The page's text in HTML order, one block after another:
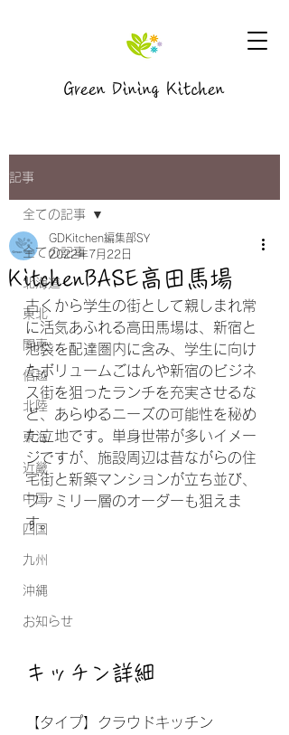
Green Dining Kitchen
記事
全ての記事
北海道
東北
関東
信越
北陸
東海
近畿
中国
四国
九州
沖縄
お知らせ
全ての記事
KitchenBASE高田馬場
GDKitchen編集部SY
2022年7月22日
古くから学生の街として親しまれ常
に活気あふれる高田馬場は、新宿と
池袋を配達圏内に含み、学生に向け
たボリュームごはんや新宿のビジネ
ス街を狙ったランチを充実させるな
ど、あらゆるニーズの可能性を秘め
た立地です。単身世帯が多いイメー
ジですが、施設周辺は昔ながらの住
宅街と新築マンションが立ち並び、
ファミリー層のオーダーも狙えま
す。
キッチン詳細
【タイプ】クラウドキッチン